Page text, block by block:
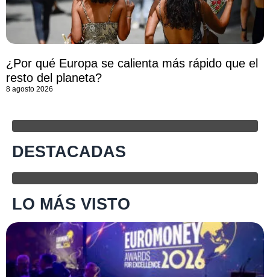
¿Por qué Europa se calienta más rápido que el
resto del planeta?
8 agosto 2026
DESTACADAS
LO MÁS VISTO